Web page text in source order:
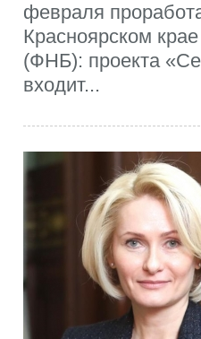
февраля
Красноярском
(ФНБ): проекта
входит...